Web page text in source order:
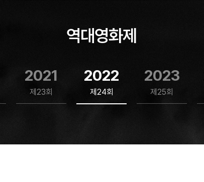
역대영화제
2021
제23회
2022
제24회
2023
제25회